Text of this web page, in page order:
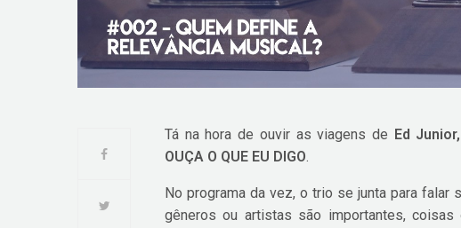
Tá na hora de ouvir as viagens de Ed
OUÇA O QUE EU DIGO.
No programa da vez, o trio se junta para falar
gêneros ou artistas são importantes,